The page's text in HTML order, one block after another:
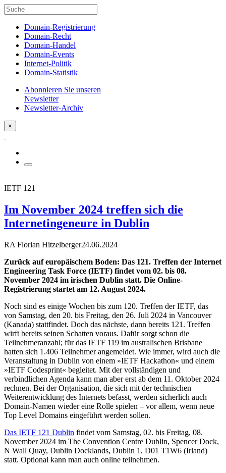
Domain-Registrierung
Domain-Recht
Domain-Handel
Domain-Events
Internet-Politik
Domain-Statistik
Abonnieren Sie unseren
Newsletter
Newsletter-Archiv
×
IETF 121
Im November 2024 treffen sich die
Internetingeneure in Dublin
RA Florian Hitzelberger24.06.2024
Zurück auf europäischem Boden: Das 121. Treffen der Internet
Engineering Task Force (IETF) findet vom 02. bis 08.
November 2024 im irischen Dublin statt. Die Online-
Registrierung startet am 12. August 2024.
Noch sind es einige Wochen bis zum 120. Treffen der IETF, das
von Samstag, den 20. bis Freitag, den 26. Juli 2024 in Vancouver
(Kanada) stattfindet. Doch das nächste, dann bereits 121. Treffen
wirft bereits seinen Schatten voraus. Dafür sorgt schon die
Teilnehmeranzahl; für das IETF 119 im australischen Brisbane
hatten sich 1.406 Teilnehmer angemeldet. Wie immer, wird auch die
Veranstaltung in Dublin von einem »IETF Hackathon« und einem
»IETF Codesprint« begleitet. Mit der vollständigen und
verbindlichen Agenda kann man aber erst ab dem 11. Oktober 2024
rechnen. Bei der Organisation, die sich mit der technischen
Weiterentwicklung des Internets befasst, werden sicherlich auch
Domain-Namen wieder eine Rolle spielen – vor allem, wenn neue
Top Level Domains eingeführt werden sollen.
Das IETF 121 Dublin findet vom Samstag, 02. bis Freitag, 08.
November 2024 im The Convention Centre Dublin, Spencer Dock,
N Wall Quay, Dublin Docklands, Dublin 1, D01 T1W6 (Irland)
statt. Optional kann man auch online teilnehmen.